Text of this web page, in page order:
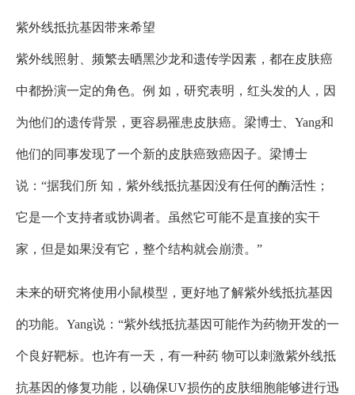
紫外线抵抗基因带来希望
紫外线照射、频繁去晒黑沙龙和遗传学因素，都在皮肤癌
中都扮演一定的角色。例 如，研究表明，红头发的人，因
为他们的遗传背景，更容易罹患皮肤癌。梁博士、Yang和
他们的同事发现了一个新的皮肤癌致癌因子。梁博士
说：“据我们所 知，紫外线抵抗基因没有任何的酶活性；
它是一个支持者或协调者。虽然它可能不是直接的实干
家，但是如果没有它，整个结构就会崩溃。”
未来的研究将使用小鼠模型，更好地了解紫外线抵抗基因
的功能。Yang说：“紫外线抵抗基因可能作为药物开发的一
个良好靶标。也许有一天，有一种药 物可以刺激紫外线抵
抗基因的修复功能，以确保UV损伤的皮肤细胞能够进行迅